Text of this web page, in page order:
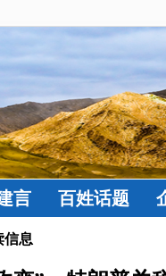
言 百姓话题
息